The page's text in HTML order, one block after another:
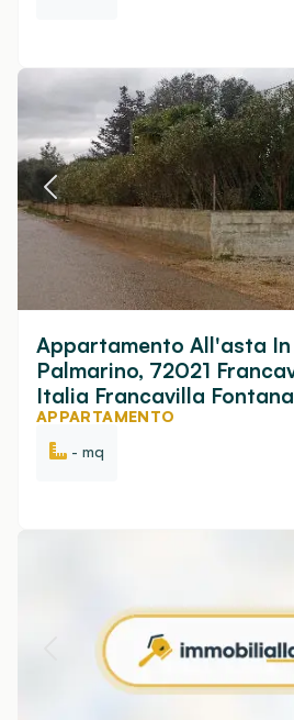
Appartamento All'asta
Palmarino, 72021
Italia Francavilla
APPARTAMENTO
- mq